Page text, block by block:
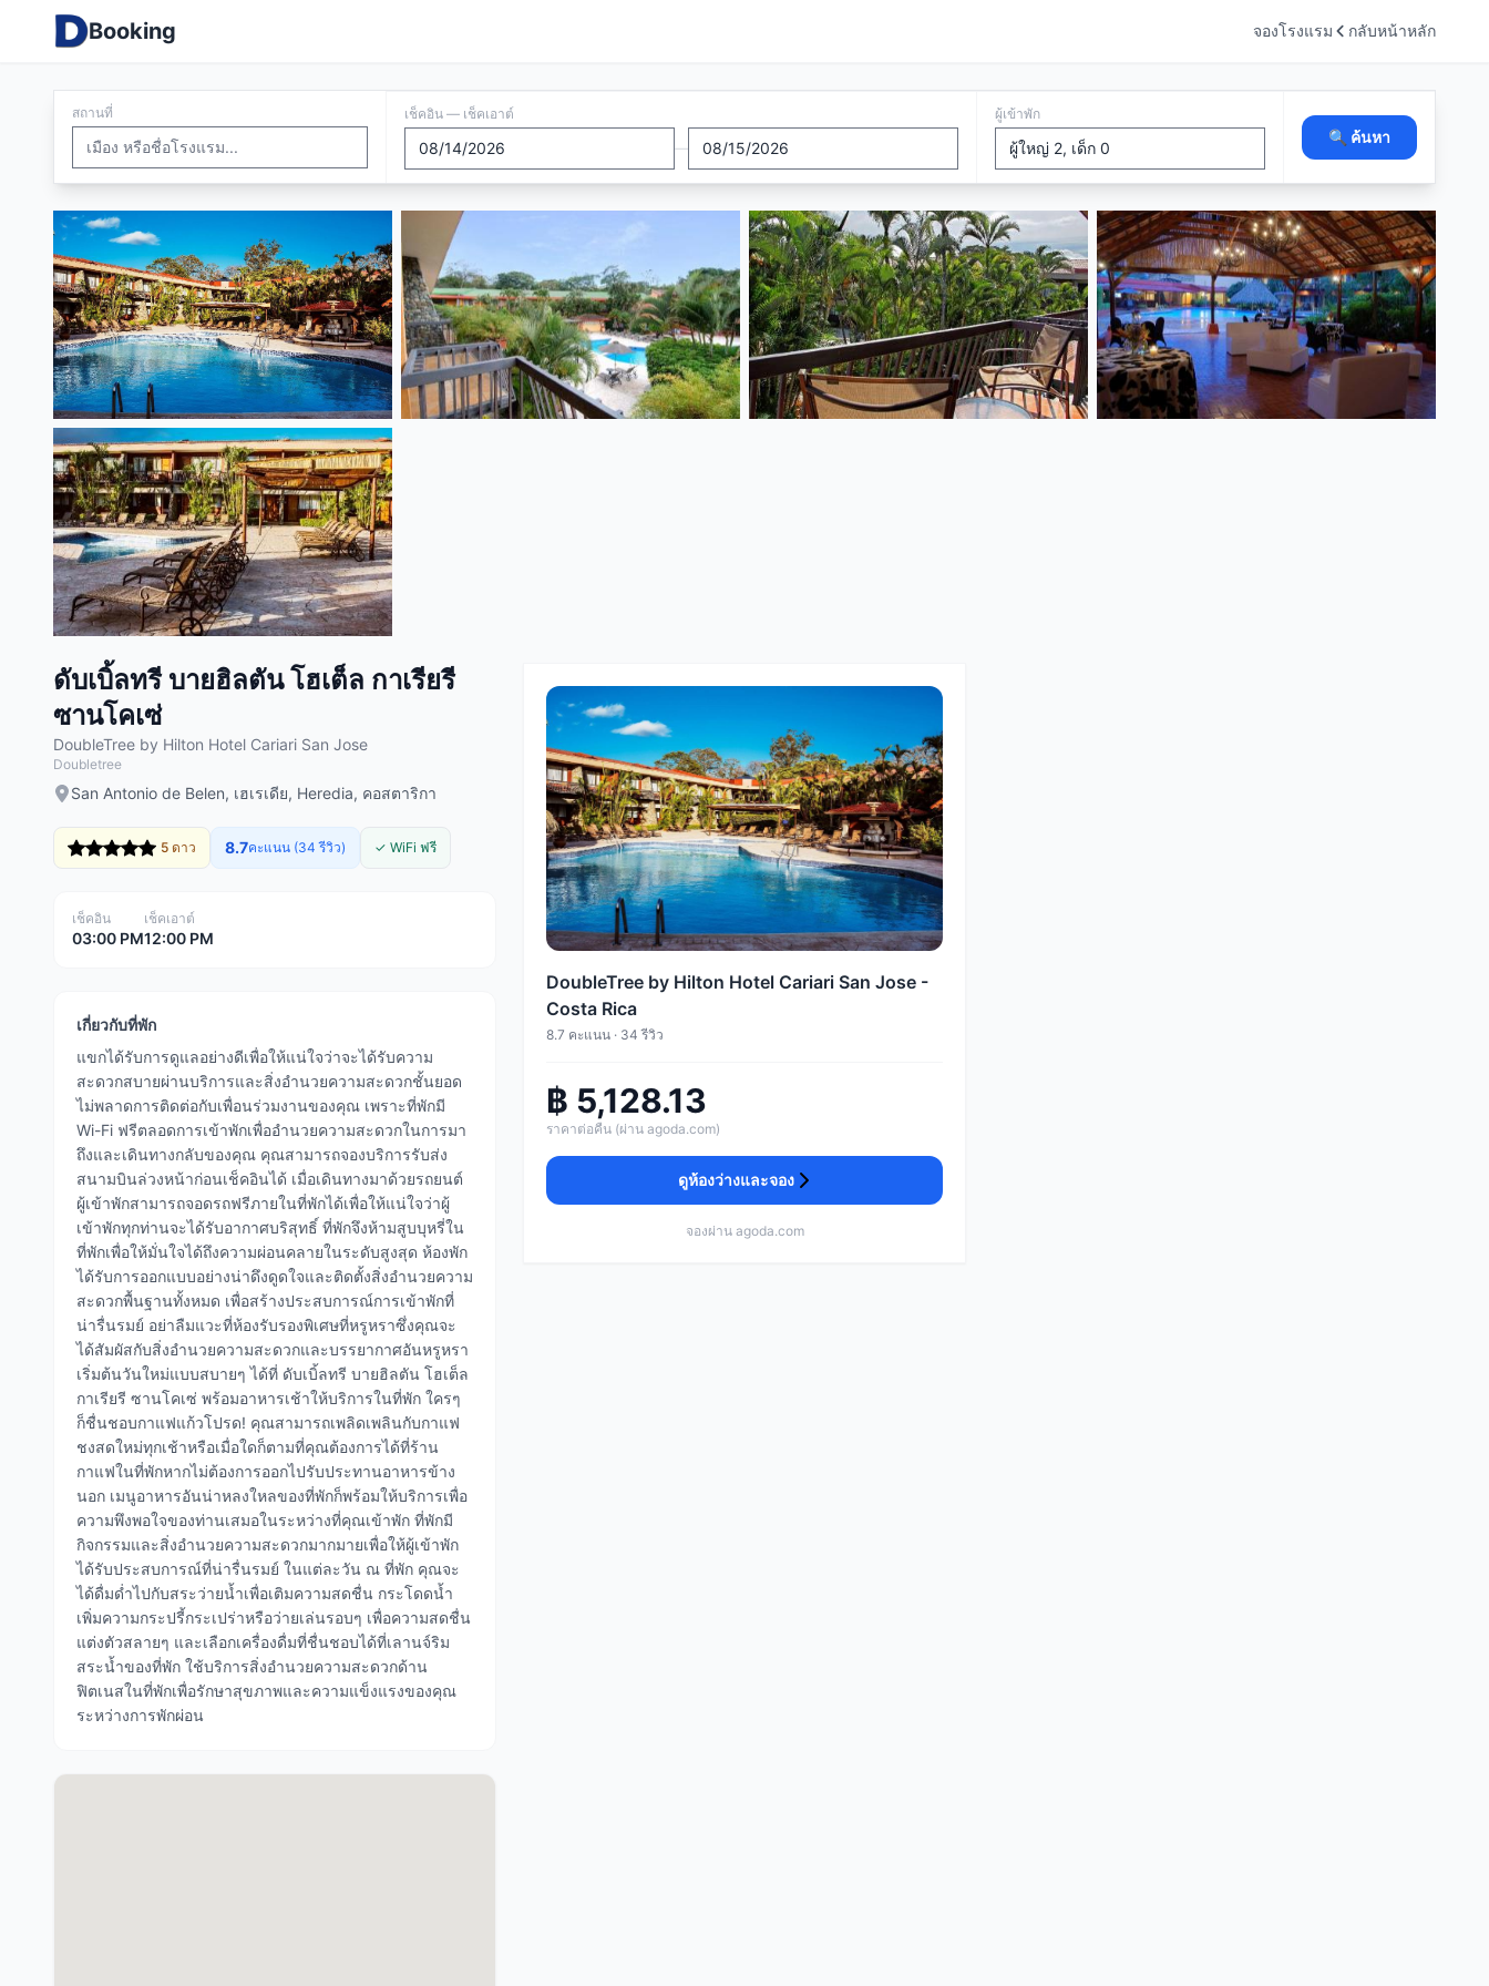
Booking จองโรงแรม กลับหน้าหลัก
สถานที่ เช็คอิน — เช็คเอาต์
—
ผู้เข้าพัก
🔍 ค้นหา
ดับเบิ้ลทรี บายฮิลตัน โฮเต็ล กาเรียรี
ซานโคเซ่
DoubleTree by Hilton Hotel Cariari San Jose
Doubletree
San Antonio de Belen, เฮเรเดีย, Heredia, คอสตาริกา
5 ดาว 8.7คะแนน (34 รีวิว) ✓ WiFi ฟรี
เช็คอิน
03:00 PM
เช็คเอาต์
12:00 PM
เกี่ยวกับที่พัก
แขกได้รับการดูแลอย่างดีเพื่อให้แน่ใจว่าจะได้รับความ
สะดวกสบายผ่านบริการและสิ่งอำนวยความสะดวกชั้นยอด
ไม่พลาดการติดต่อกับเพื่อนร่วมงานของคุณ เพราะที่พักมี
Wi-Fi ฟรีตลอดการเข้าพักเพื่ออำนวยความสะดวกในการมา
ถึงและเดินทางกลับของคุณ คุณสามารถจองบริการรับส่ง
สนามบินล่วงหน้าก่อนเช็คอินได้ เมื่อเดินทางมาด้วยรถยนต์
ผู้เข้าพักสามารถจอดรถฟรีภายในที่พักได้เพื่อให้แน่ใจว่าผู้
เข้าพักทุกท่านจะได้รับอากาศบริสุทธิ์ ที่พักจึงห้ามสูบบุหรี่ใน
ที่พักเพื่อให้มั่นใจได้ถึงความผ่อนคลายในระดับสูงสุด ห้องพัก
ได้รับการออกแบบอย่างน่าดึงดูดใจและติดตั้งสิ่งอำนวยความ
สะดวกพื้นฐานทั้งหมด เพื่อสร้างประสบการณ์การเข้าพักที่
น่ารื่นรมย์ อย่าลืมแวะที่ห้องรับรองพิเศษที่หรูหราซึ่งคุณจะ
ได้สัมผัสกับสิ่งอำนวยความสะดวกและบรรยากาศอันหรูหรา
เริ่มต้นวันใหม่แบบสบายๆ ได้ที่ ดับเบิ้ลทรี บายฮิลตัน โฮเต็ล
กาเรียรี ซานโคเซ่ พร้อมอาหารเช้าให้บริการในที่พัก ใครๆ
ก็ชื่นชอบกาแฟแก้วโปรด! คุณสามารถเพลิดเพลินกับกาแฟ
ชงสดใหม่ทุกเช้าหรือเมื่อใดก็ตามที่คุณต้องการได้ที่ร้าน
กาแฟในที่พักหากไม่ต้องการออกไปรับประทานอาหารข้าง
นอก เมนูอาหารอันน่าหลงใหลของที่พักก็พร้อมให้บริการเพื่อ
ความพึงพอใจของท่านเสมอในระหว่างที่คุณเข้าพัก ที่พักมี
กิจกรรมและสิ่งอำนวยความสะดวกมากมายเพื่อให้ผู้เข้าพัก
ได้รับประสบการณ์ที่น่ารื่นรมย์ ในแต่ละวัน ณ ที่พัก คุณจะ
ได้ดื่มด่ำไปกับสระว่ายน้ำเพื่อเติมความสดชื่น กระโดดน้ำ
เพิ่มความกระปรี้กระเปร่าหรือว่ายเล่นรอบๆ เพื่อความสดชื่น
แต่งตัวสลายๆ และเลือกเครื่องดื่มที่ชื่นชอบได้ที่เลานจ์ริม
สระน้ำของที่พัก ใช้บริการสิ่งอำนวยความสะดวกด้าน
ฟิตเนสในที่พักเพื่อรักษาสุขภาพและความแข็งแรงของคุณ
ระหว่างการพักผ่อน
DoubleTree by Hilton Hotel Cariari San Jose -
Costa Rica
8.7 คะแนน · 34 รีวิว
฿ 5,128.13
ราคาต่อคืน (ผ่าน agoda.com)
ดูห้องว่างและจอง
จองผ่าน agoda.com